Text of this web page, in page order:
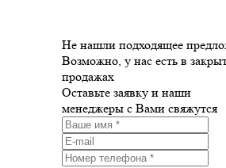
Не нашли подходящее
Возможно, у нас есть в
продажах
Оставьте заявку и наши
менеджеры с Вами свяжутся